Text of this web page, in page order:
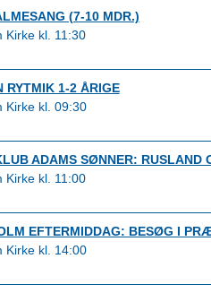
(7-10 MDR.)
Kirke kl. 11:30
RYTMIK 1-2 ÅRIGE
Kirke kl. 09:30
ADAMS SØNNER: RUSLAND
Kirke kl. 11:00
EFTERMIDDAG: BESØG I
Kirke kl. 14:00